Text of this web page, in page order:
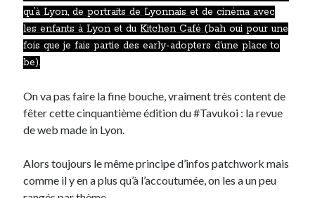
Derniers Commentaires
Entretien ménager
littleceltdansComment j’ai opéré ma vélorution toute personnelle
AnthonydansComment j’ai opéré ma vélorution toute personnelle
Renaud Ducherdans Comment j’ai opéré ma vélorution toute
Commentaires récents
qu’à Lyon,de portraits de Lyonnaiset decinéma avec
les enfants à Lyon et du Kitchen Café(bah oui pour une
fois que je fais partie des early-adopters d’une place to
be).
On va pas faire la fine bouche, vraiment très content de
fêter cette cinquantième édition du #Tavukoi : la revue
de web made in Lyon.
Alors toujours le même principe d’infos patchwork mais
comme il y en a plus qu’à l’accoutumée, on les a un peu